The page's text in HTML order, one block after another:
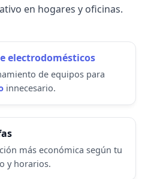
en hogares y oficinas.
electrodomésticos
de equipos para
innecesario.
más económica según tu
y horarios.